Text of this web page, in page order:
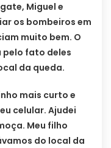
Miguel e
os bombeiros em
muito bem. O
pelo fato deles
da queda.
mais curto e
celular. Ajudei
Meu filho
do local da